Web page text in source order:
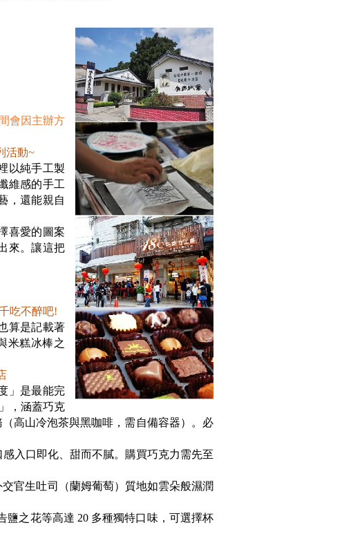
會因主辦方
活動~
以純手工製
維感的手工
，還能親自
喜愛的圖案
來。讓這把
吃不醉吧!
算是記載著
米糕冰棒之
」是最能完
，涵蓋巧克
高山冷泡茶與黑咖啡，需自備容器）。必
入口即化、甜而不膩。購買巧克力需先至
官生吐司（蘭姆葡萄）質地如雲朵般濕潤
鹽之花等高達 20 多種獨特口味，可選擇杯